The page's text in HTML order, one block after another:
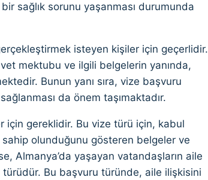
sağlık sorunu yaşanması durumunda
isteyen kişiler için geçerlidir.
mektubu ve ilgili belgelerin yanında,
Bunun yanı sıra, vize başvuru
da önem taşımaktadır.
için gereklidir. Bu vize türü için, kabul
olunduğunu gösteren belgeler ve
Almanya’da yaşayan vatandaşların aile
Bu başvuru türünde, aile ilişkisini